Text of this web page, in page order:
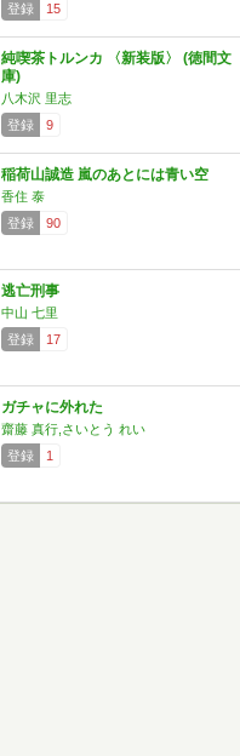
登録
15
純喫茶トルンカ 〈新装版〉 (徳間文
庫)
八木沢 里志
登録
9
稲荷山誠造 嵐のあとには青い空
香住 泰
登録
90
逃亡刑事
中山 七里
登録
17
ガチャに外れた
齋藤 真行,さいとう れい
登録
1